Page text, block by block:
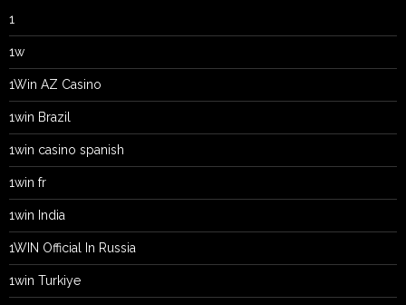
1
1w
1Win AZ Casino
1win Brazil
1win casino spanish
1win fr
1win India
1WIN Official In Russia
1win Turkiye